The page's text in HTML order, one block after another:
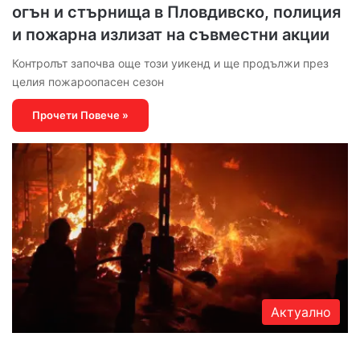
огън и стърнища в Пловдивско, полиция
и пожарна излизат на съвместни акции
Контролът започва още този уикенд и ще продължи през
целия пожароопасен сезон
Прочети Повече »
Актуално